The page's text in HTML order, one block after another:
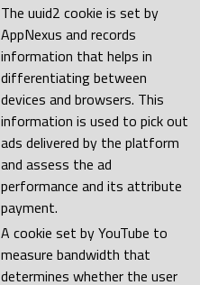
The uuid2 cookie is set by
AppNexus and records
information that helps in
differentiating between
devices and browsers. This
information is used to pick out
ads delivered by the platform
and assess the ad
performance and its attribute
payment.
A cookie set by YouTube to
measure bandwidth that
determines whether the user